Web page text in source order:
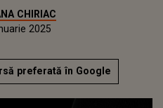
CHIRIAC
2025
preferată în Google